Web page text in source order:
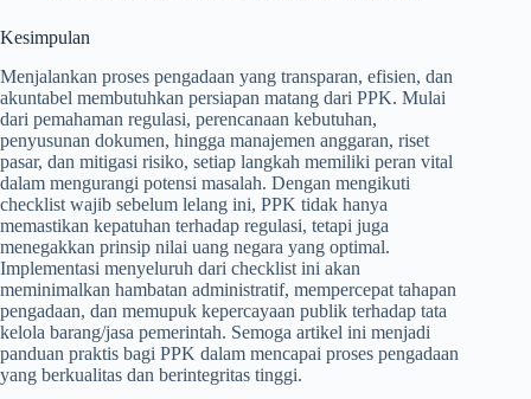
Kesimpulan
Menjalankan proses pengadaan yang transparan, efisien, dan
akuntabel membutuhkan persiapan matang dari PPK. Mulai
dari pemahaman regulasi, perencanaan kebutuhan,
penyusunan dokumen, hingga manajemen anggaran, riset
pasar, dan mitigasi risiko, setiap langkah memiliki peran vital
dalam mengurangi potensi masalah. Dengan mengikuti
checklist wajib sebelum lelang ini, PPK tidak hanya
memastikan kepatuhan terhadap regulasi, tetapi juga
menegakkan prinsip nilai uang negara yang optimal.
Implementasi menyeluruh dari checklist ini akan
meminimalkan hambatan administratif, mempercepat tahapan
pengadaan, dan memupuk kepercayaan publik terhadap tata
kelola barang/jasa pemerintah. Semoga artikel ini menjadi
panduan praktis bagi PPK dalam mencapai proses pengadaan
yang berkualitas dan berintegritas tinggi.